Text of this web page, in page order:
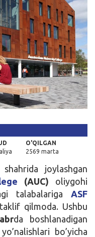
O'QILGAN
2569 marta
joylashgan
(AUC) oliygohi
talabalariga ASF
qilmoda. Ushbu
da boshlanadigan
bo’yicha